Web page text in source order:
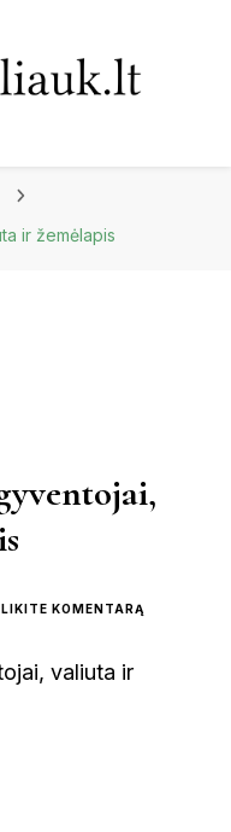
ir žemėlapis
KOMENTARĄ